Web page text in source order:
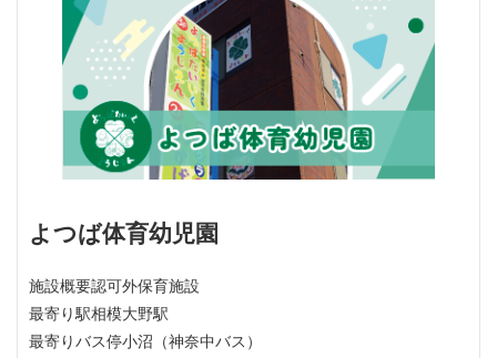
よつば体育幼児園
施設概要認可外保育施設
最寄り駅相模大野駅
最寄りバス停小沼（神奈中バス）